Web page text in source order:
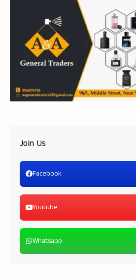
Join Us
Facebook
Youtube
Whatsapp